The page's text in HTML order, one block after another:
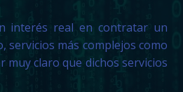
interés real en contratar un
más complejos como
muy claro que dichos servicios